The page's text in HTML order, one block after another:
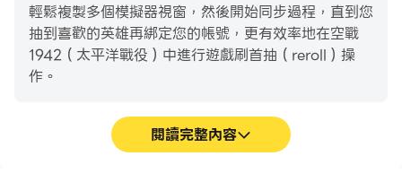
輕鬆複製多個模擬器視窗，然後開始同步過程，直到您
抽到喜歡的英雄再綁定您的帳號，更有效率地在空戰
1942（太平洋戰役）中進行遊戲刷首抽（reroll）操
作。
閱讀完整內容